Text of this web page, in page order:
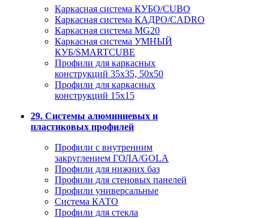
Каркасная система КУБО/CUBO
Каркасная система КАДРО/CADRO
Каркасная система MG20
Каркасная система УМНЫЙ
КУБ/SMARTCUBE
Профили для каркасных
конструкций 35x35, 50x50
Профили для каркасных
конструкций 15х15
29. Системы алюминиевых и
пластиковых профилей
Профили с внутренним
закруглением ГОЛА/GOLA
Профили для нижних баз
Профили для стеновых панелей
Профили универсальные
Система КАТО
Профили для стекла